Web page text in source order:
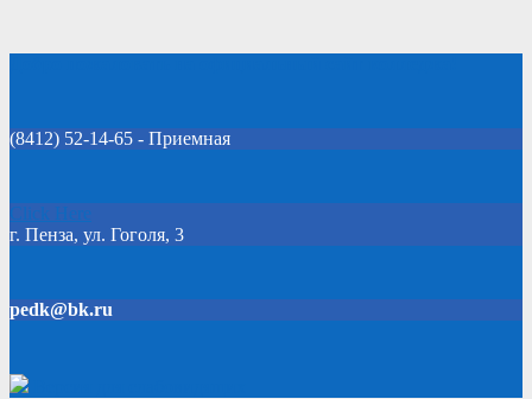
(8412) 52-14-65 - Приемная
Click Here
г. Пенза, ул. Гоголя, 3
pedk@bk.ru